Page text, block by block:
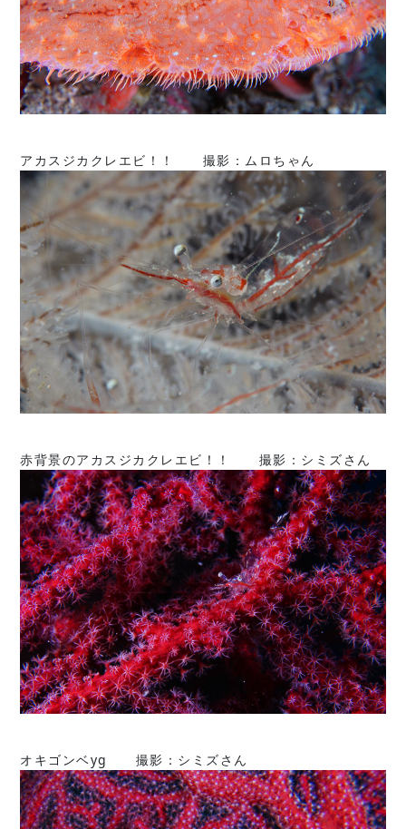
アカスジカクレエビ！！ 撮影：ムロちゃん
赤背景のアカスジカクレエビ！！ 撮影：シミズさん
オキゴンベyg 撮影：シミズさん